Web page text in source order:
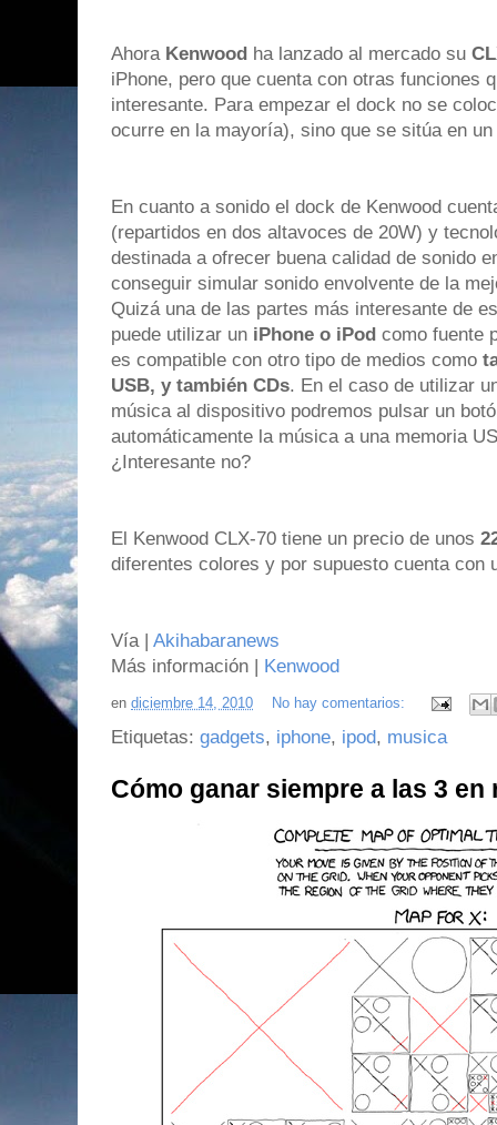
Ahora Kenwood ha lanzado al mercado su
iPhone, pero que cuenta con otras funciones
interesante. Para empezar el dock no se
ocurre en la mayoría), sino que se sitúa en
En cuanto a sonido el dock de Kenwood
(repartidos en dos altavoces de 20W) y
destinada a ofrecer buena calidad de sonido
conseguir simular sonido envolvente de la
Quizá una de las partes más interesante de
puede utilizar un iPhone o iPod como fuente
es compatible con otro tipo de medios como
USB, y también CDs. En el caso de utilizar
música al dispositivo podremos pulsar un
automáticamente la música a una memoria
¿Interesante no?
El Kenwood CLX-70 tiene un precio de unos
diferentes colores y por supuesto cuenta con
Vía | Akihabaranews
Más información | Kenwood
en diciembre 14, 2010 No hay comentarios:
Etiquetas: gadgets, iphone, ipod, musica
Cómo ganar siempre a las 3 en